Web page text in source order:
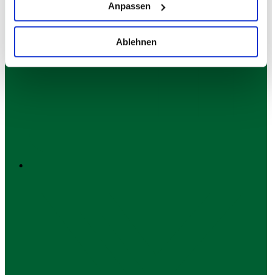
Anpassen
Ablehnen